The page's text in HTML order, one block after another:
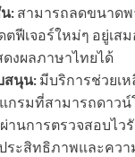
: สามารถลดขนาดพ
ตฟีเจอร์ใหม่ๆ อยู่เสม
ดงผลภาษาไทยได้
สนุน: มีบริการช่วยเ
กรมที่สามารถดาว
ผ่านการตรวจสอบไ
ระสิทธิภาพและควา